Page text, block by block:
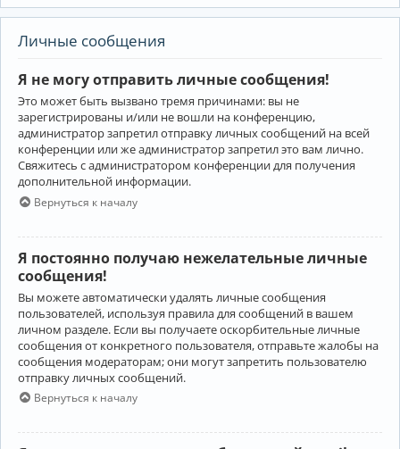
Личные сообщения
Я не могу отправить личные сообщения!
Это может быть вызвано тремя причинами: вы не
зарегистрированы и/или не вошли на конференцию,
администратор запретил отправку личных сообщений на всей
конференции или же администратор запретил это вам лично.
Свяжитесь с администратором конференции для получения
дополнительной информации.
Вернуться к началу
Я постоянно получаю нежелательные личные
сообщения!
Вы можете автоматически удалять личные сообщения
пользователей, используя правила для сообщений в вашем
личном разделе. Если вы получаете оскорбительные личные
сообщения от конкретного пользователя, отправьте жалобы на
сообщения модераторам; они могут запретить пользователю
отправку личных сообщений.
Вернуться к началу